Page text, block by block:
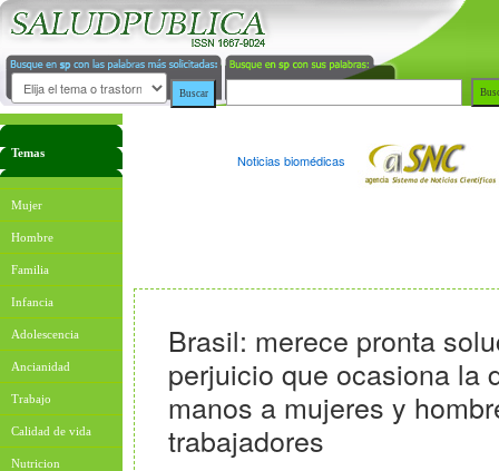
Temas
Mujer
Hombre
Familia
Infancia
Adolescencia
Ancianidad
Trabajo
Calidad de vida
Nutricion
Noticias biomédicas
Brasil: merece pronta
perjuicio que ocasiona la
manos a mujeres y
trabajadores